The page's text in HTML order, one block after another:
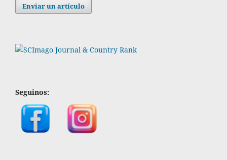
Enviar un artículo
Seguinos: